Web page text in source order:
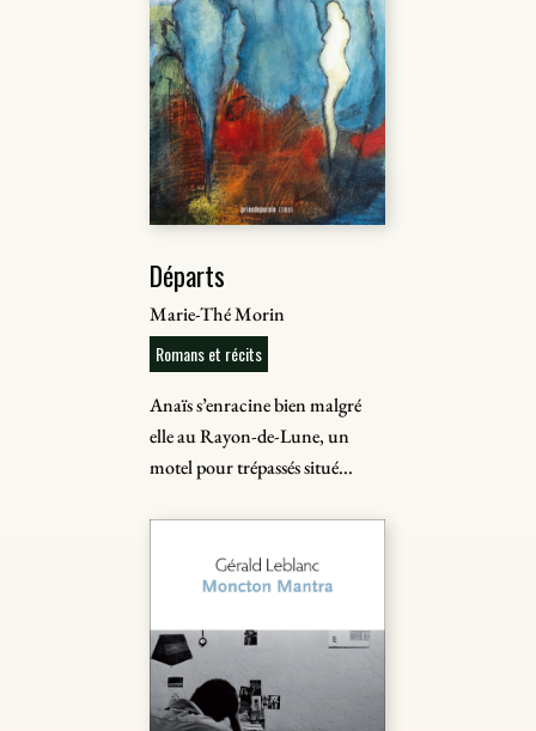
Départs
Marie-Thé Morin
Romans et récits
Anaïs s’enracine bien malgré
elle au Rayon-de-Lune, un
motel pour trépassés situé...